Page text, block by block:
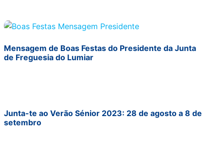
Mensagem de Boas Festas do Presidente da Junta
de Freguesia do Lumiar
Junta-te ao Verão Sénior 2023: 28 de agosto a 8 de
setembro